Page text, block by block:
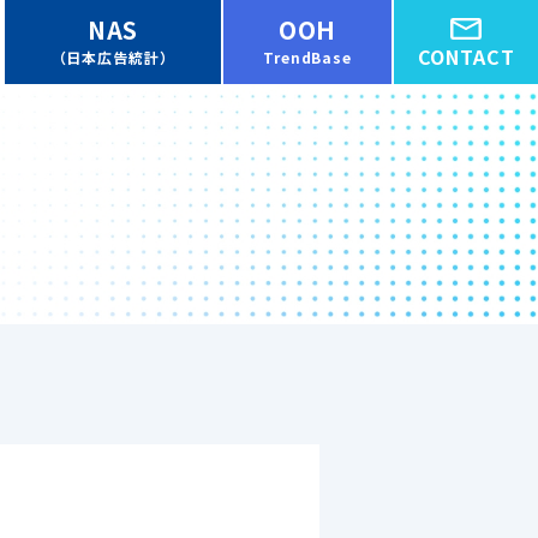
NAS
（日本広告統計）
OOH
TrendBase CONTACT